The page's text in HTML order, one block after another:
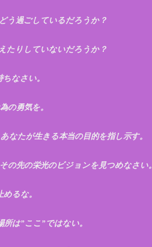
う過ごしているだろうか？
たりしていないだろうか？
ちなさい。
の勇気を。
なたが生きる本当の目的を指し示す。
の先の栄光のビジョンを見つめなさい。
めるな。
は”ここ”ではない。